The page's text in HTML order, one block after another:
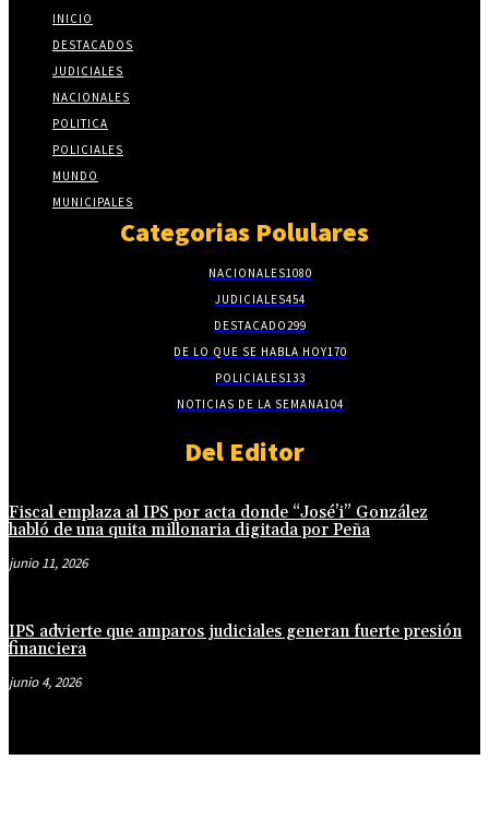
INICIO
DESTACADOS
JUDICIALES
NACIONALES
POLITICA
POLICIALES
MUNDO
MUNICIPALES
Categorias Polulares
NACIONALES1080
JUDICIALES454
DESTACADO299
DE LO QUE SE HABLA HOY170
POLICIALES133
NOTICIAS DE LA SEMANA104
Del Editor
Fiscal emplaza al IPS por acta donde “José’i” González
habló de una quita millonaria digitada por Peña
junio 11, 2026
IPS advierte que amparos judiciales generan fuerte presión
financiera
junio 4, 2026